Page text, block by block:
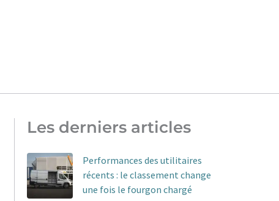
Les derniers articles
Performances des utilitaires
récents : le classement change
une fois le fourgon chargé